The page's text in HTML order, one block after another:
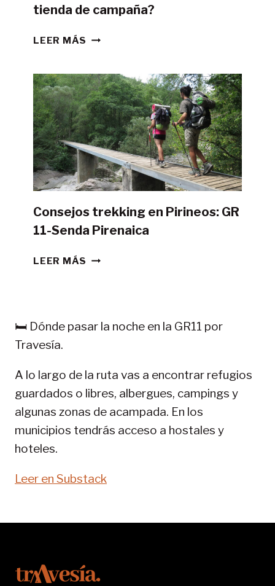
tienda de campaña?
LEER MÁS ¿ES
LA
GR11
CON
TIENDA
DE
CAMPAÑA?
Consejos trekking en Pirineos: GR
11-Senda Pirenaica
LEER MÁS CONSEJOS
11-
🛏️ Dónde pasar la noche en la GR11 por
Travesía.
A lo largo de la ruta vas a encontrar refugios
guardados o libres, albergues, campings y
algunas zonas de acampada. En los
municipios tendrás acceso a hostales y
hoteles.
Leer en Substack